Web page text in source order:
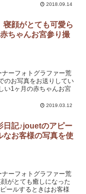
2018.09.14
寝顔がとても可愛ら
ちゃんお宮参り撮
ーフォトグラファー荒
のお写真をお送りしてい
い1ヶ月の赤ちゃんお宮
2019.03.12
日記♪jouetのアピー
なお客様の写真を使
ーフォトグラファー荒
がとても癒しになった
ールするときはお客様